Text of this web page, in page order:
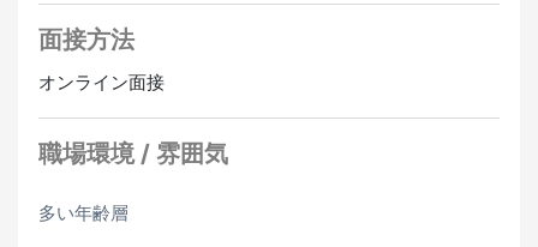
面接方法
オンライン面接
職場環境 / 雰囲気
多い年齢層